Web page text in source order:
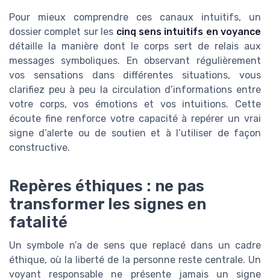
Pour mieux comprendre ces canaux intuitifs, un
dossier complet sur les cinq sens intuitifs en voyance
détaille la manière dont le corps sert de relais aux
messages symboliques. En observant régulièrement
vos sensations dans différentes situations, vous
clarifiez peu à peu la circulation d’informations entre
votre corps, vos émotions et vos intuitions. Cette
écoute fine renforce votre capacité à repérer un vrai
signe d’alerte ou de soutien et à l’utiliser de façon
constructive.
Repères éthiques : ne pas
transformer les signes en
fatalité
Un symbole n’a de sens que replacé dans un cadre
éthique, où la liberté de la personne reste centrale. Un
voyant responsable ne présente jamais un signe